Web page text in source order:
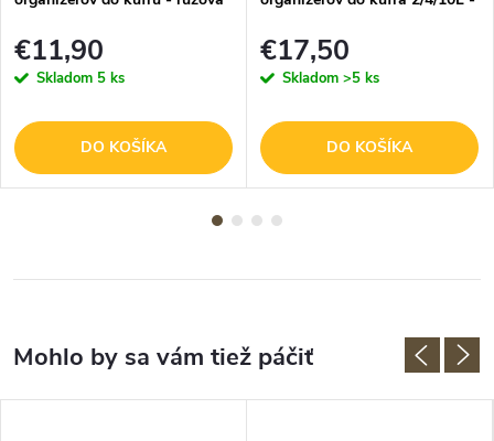
€11,90
Skladom 5 ks
DO KOŠÍKA
€17,50
Skladom >5 ks
DO KOŠÍKA